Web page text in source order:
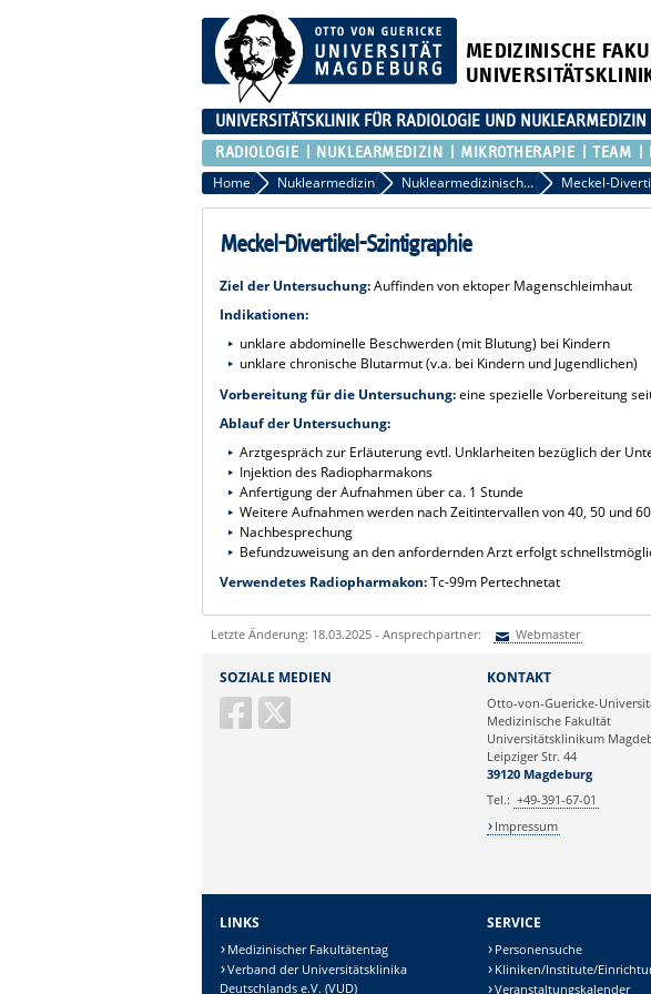
MEDIZINISCHE
UNIVERSITÄTSKLINIK FÜR RADIOLOGIE UND NUKLEARMEDIZIN
RADIOLOGIE NUKLEARMEDIZIN MIKROTHERAPIE TEAM
Home Nuklearmedizin Nuklearmedizinische Diagnostik Meckel-
Meckel-Divertikel-Szintigraphie
Ziel der Untersuchung:Auffinden von ektoper Magenschleimhaut
Indikationen:
unklare abdominelle Beschwerden (mit Blutung) bei Kindern
unklare chronische Blutarmut (v.a. bei Kindern und Jugendlichen)
Vorbereitung für die Untersuchung:eine spezielle Vorbereitung
Ablauf der Untersuchung:
Arztgespräch zur Erläuterung evtl. Unklarheiten bezüglich der
Injektion des Radiopharmakons
Anfertigung der Aufnahmen über ca. 1 Stunde
Weitere Aufnahmen werden nach Zeitintervallen von 40, 50 und
Nachbesprechung
Befundzuweisung an den anfordernden Arzt erfolgt
Verwendetes Radiopharmakon:Tc-99m Pertechnetat
Letzte Änderung: 18.03.2025 - Ansprechpartner: Webmaster
Ihre E-Mailadresse:
SOZIALE MEDIEN KONTAKT
Otto-von-Guericke-
Medizinische Fakultät
Universitätsklinikum
Leipziger Str. 44
39120 Magdeburg
Tel.: +49-391-67-01
Impressum
LINKS
Medizinischer Fakultätentag
Verband der Universitätsklinika
Deutschlands e.V. (VUD)
SERVICE
Personensuche
Kliniken/Institute/
Veranstaltungskalender